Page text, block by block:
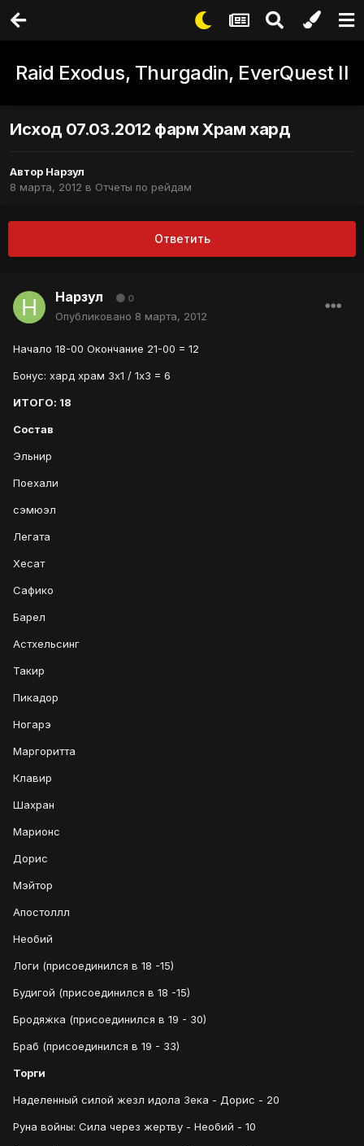
Raid Exodus, Thurgadin, EverQuest II
Исход 07.03.2012 фарм Храм хард
Автор Нарзул
8 марта, 2012 в Отчеты по рейдам
Ответить
Нарзул 0
Опубликовано 8 марта, 2012
Начало 18-00 Окончание 21-00 = 12
Бонус: хард храм 3х1 / 1х3 = 6
ИТОГО: 18
Состав
Эльнир
Поехали
сэмюэл
Легата
Хесат
Сафико
Барел
Астхельсинг
Такир
Пикадор
Ногарэ
Маргоритта
Клавир
Шахран
Марионс
Дорис
Мэйтор
Апостоллл
Необий
Логи (присоединился в 18 -15)
Будигой (присоединился в 18 -15)
Бродяжка (присоединился в 19 - 30)
Браб (присоединился в 19 - 33)
Торги
Наделенный силой жезл идола Зека - Дорис - 20
Руна войны: Сила через жертву - Необий - 10